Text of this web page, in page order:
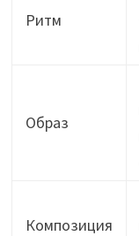
Ритм
Образ
Композиция